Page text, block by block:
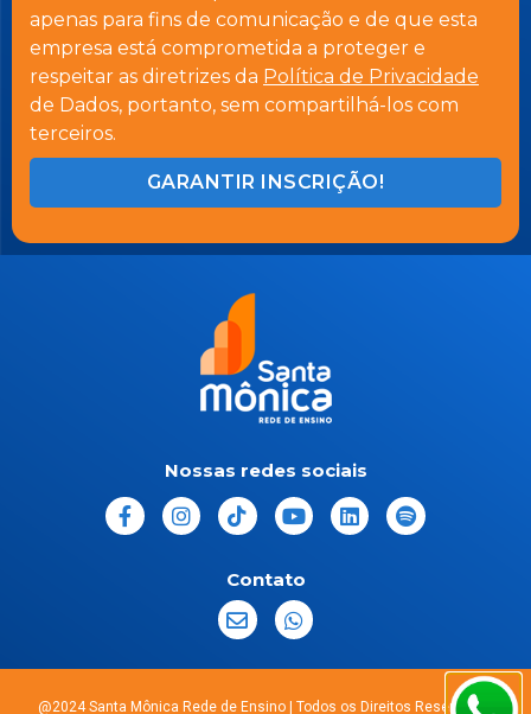
apenas para fins de comunicação e de que esta
empresa está comprometida a proteger e
respeitar as diretrizes da Política de Privacidade
de Dados, portanto, sem compartilhá-los com
terceiros.
GARANTIR INSCRIÇÃO!
Nossas redes sociais
Contato
@2024 Santa Mônica Rede de Ensino | Todos os Direitos Reservados